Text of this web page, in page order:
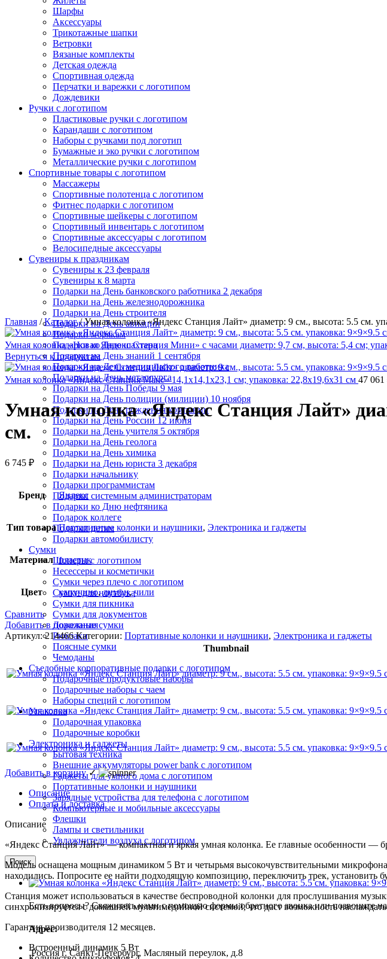
Шарфы
Аксессуары
Трикотажные шапки
Ветровки
Вязаные комплекты
Детская одежда
Спортивная одежда
Перчатки и варежки с логотипом
Дождевики
Ручки с логотипом
Пластиковые ручки с логотипом
Карандаши с логотипом
Наборы с ручками под логотип
Бумажные и эко ручки с логотипом
Металлические ручки с логотипом
Спортивные товары с логотипом
Массажеры
Спортивные полотенца с логотипом
Фитнес подарки с логотипом
Спортивные шейкеры с логотипом
Спортивный инвентарь с логотипом
Спортивные аксессуары с логотипом
Велосипедные аксессуары
Сувениры к праздникам
Сувениры к 23 февраля
Сувениры к 8 марта
Подарки на День банковского работника 2 декабря
Подарки на День железнодорожника
Подарки на День строителя
Подарки на День авиации
Подарки морякам
Подарки ко Дню шахтера
Подарки на День знаний 1 сентября
Подарки на День медицинского работника
Подарки на День металлурга
Подарки на День Победы 9 мая
Подарки на День полиции (милиции) 10 ноября
Подарки на День рождения компании
Подарки на День России 12 июня
Подарки на День учителя 5 октября
Подарки на День геолога
Подарки на День химика
Подарки на День юриста 3 декабря
Подарки начальнику
Подарки программистам
Подарки системным администраторам
Подарки ко Дню нефтяника
Подарок коллеге
Подарки детям
Подарки автомобилисту
Сумки
Шоперы с логотипом
Несессеры и косметички
Сумки через плечо с логотипом
Сумки для ноутбука
Сумки для пикника
Сумки для документов
Дорожные сумки
Рюкзаки
Поясные сумки
Чемоданы
Съедобные корпоративные подарки с логотипом
Подарочные продуктовые наборы
Подарочные наборы с чаем
Наборы специй с логотипом
Упаковка
Подарочная упаковка
Подарочные коробки
Электроника и гаджеты
Бытовая техника
Внешние аккумуляторы power bank с логотипом
Гаджеты для умного дома с логотипом
Портативные колонки и наушники
Зарядные устройства для телефона с логотипом
Компьютерные и мобильные аксессуары
Флешки
Лампы и светильники
Увлажнители воздуха с логотипом
Поиск
Есть вопросы? Свяжитесь нами с помощью формы обратного звонка или позвоните
Адрес:
Россия г. Санкт-Петербург, Масляный переулок, д.8
Нажмите, чтобы увеличить
Главная /Каталог/Умная колонка «Яндекс Станция Лайт» диаметр: 9 см., высота: 5.5 см.
Умная колонка «Новая Яндекс Станция Мини» с часами диаметр: 9,7 см, высота: 5,4 см;
Вернуться к продуктам
Умная колонка «Яндекс Станция Макс» 14,1x14,1x23,1 см; упаковка: 22,8x19,6x31 см 47 061
Умная колонка «Яндекс Станция Лайт»
см.
6 745 ₽
Бренд Яндекс
Тип товара Портативные колонки и наушники, Электроника и гаджеты
Материал пластик
Цвет капучино,лимон,чили
Сравнить
Добавить в пожелания
Артикул:214466Категории: Портативные колонки и наушники, Электроника и гаджеты
Thumbnail
Добавить в корзину ✓
Описание
Оплата и доставка
Описание
«Яндекс Станция Лайт» — компактная и яркая умная колонка. Ее главные особенности —
Модель оснащена мощным динамиком 5 Вт и четырьмя высокочувствительными
находились. Попросите ее найти подходящую композицию, переключить трек, установить
Станция может использоваться в качестве беспроводной колонки для прослушивания
синхронизируется с домашней мультимедийной системой, что даст возможность
Гарантия производителя 12 месяцев.
Встроенный динамик 5 Вт